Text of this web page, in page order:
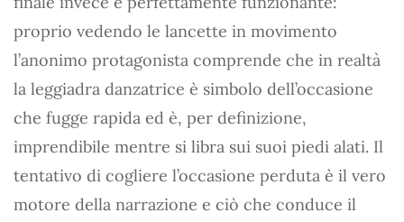
proprio vedendo le lancette in movimento
l’anonimo protagonista comprende che in realtà
la leggiadra danzatrice è simbolo dell’occasione
che fugge rapida ed è, per definizione,
imprendibile mentre si libra sui suoi piedi alati. Il
tentativo di cogliere l’occasione perduta è il vero
motore della narrazione e ciò che conduce il